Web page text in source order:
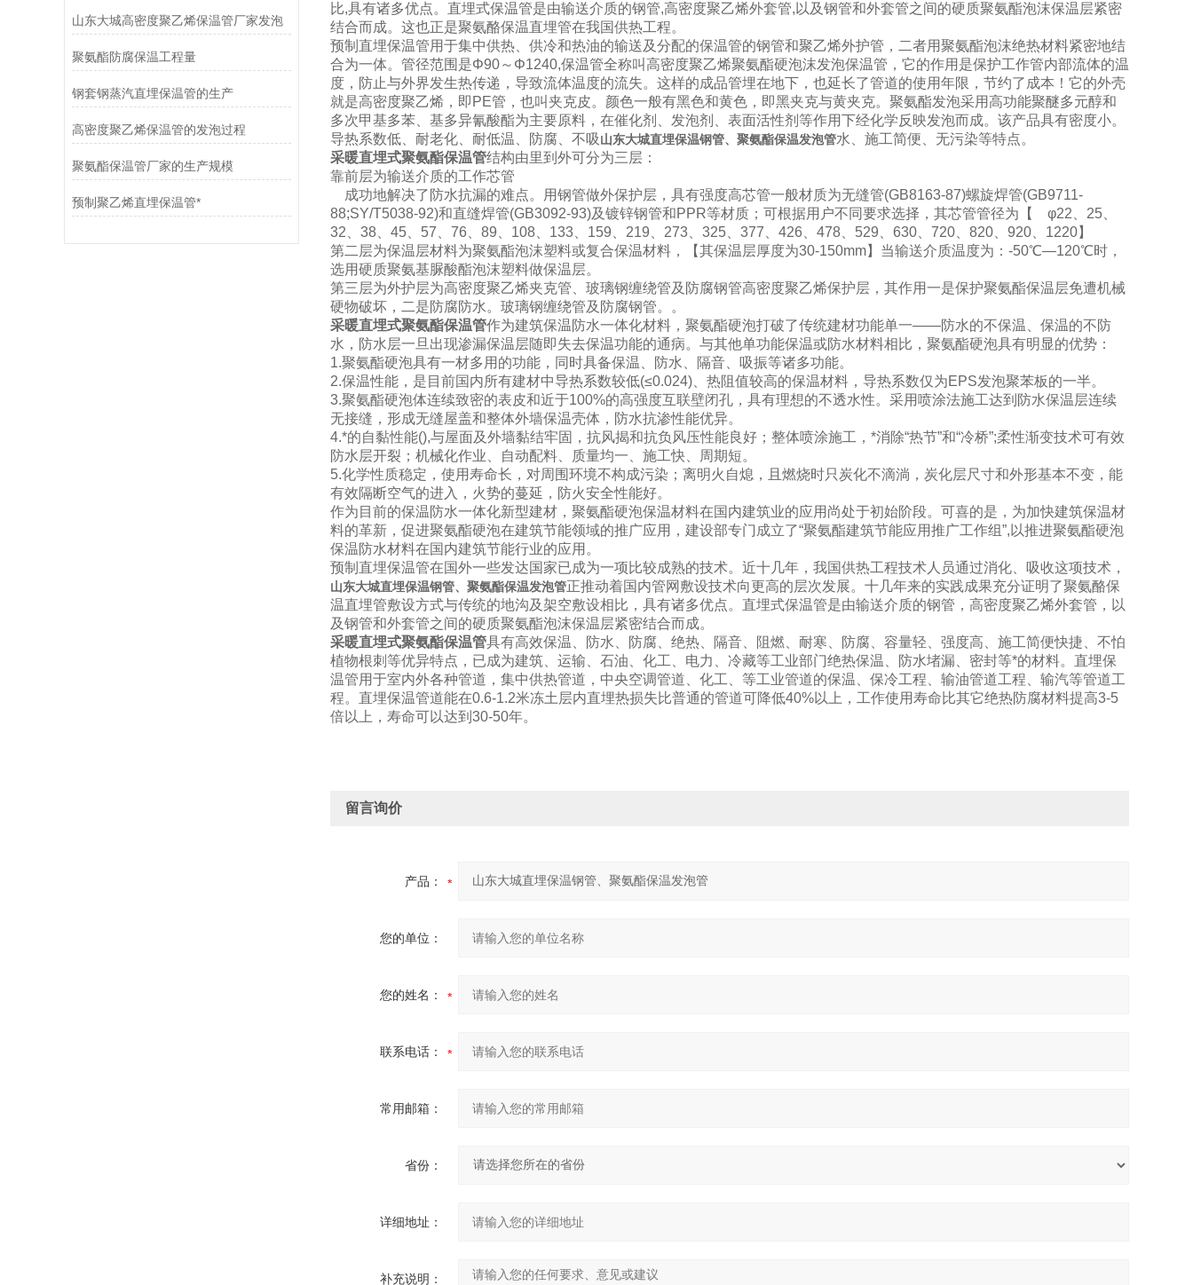
山东大城高密度聚乙烯保温管厂家发泡
聚氨酯防腐保温工程量
钢套钢蒸汽直埋保温管的生产
高密度聚乙烯保温管的发泡过程
聚氨酯保温管厂家的生产规模
预制聚乙烯直埋保温管*
比,具有诸多优点。直埋式保温管是由输送介质的钢管,高密度聚乙烯外套管,以及钢管和外套管之间的硬质聚氨酯泡沫保温层紧密
结合而成。这也正是聚氨酪保温直埋管在我国供热工程。
预制直埋保温管用于集中供热、供冷和热油的输送及分配的保温管的钢管和聚乙烯外护管，二者用聚氨酯泡沫绝热材料紧密地结
合为一体。管径范围是Φ90～Φ1240,保温管全称叫高密度聚乙烯聚氨酯硬泡沫发泡保温管，它的作用是保护工作管内部流体的温
度，防止与外界发生热传递，导致流体温度的流失。这样的成品管埋在地下，也延长了管道的使用年限，节约了成本！它的外壳
就是高密度聚乙烯，即PE管，也叫夹克皮。颜色一般有黑色和黄色，即黑夹克与黄夹克。聚氨酯发泡采用高功能聚醚多元醇和
多次甲基多苯、基多异氰酸酯为主要原料，在催化剂、发泡剂、表面活性剂等作用下经化学反映发泡而成。该产品具有密度小。
导热系数低、耐老化、耐低温、防腐、不吸山东大城直埋保温钢管、聚氨酯保温发泡管水、施工简便、无污染等特点。
采暖直埋式聚氨酯保温管结构由里到外可分为三层：
靠前层为输送介质的工作芯管
成功地解决了防水抗漏的难点。用钢管做外保护层，具有强度高芯管一般材质为无缝管(GB8163-87)螺旋焊管(GB9711-
88;SY/T5038-92)和直缝焊管(GB3092-93)及镀锌钢管和PPR等材质；可根据用户不同要求选择，其芯管管径为【 φ22、25、
32、38、45、57、76、89、108、133、159、219、273、325、377、426、478、529、630、720、820、920、1220】
第二层为保温层材料为聚氨酯泡沫塑料或复合保温材料，【其保温层厚度为30-150mm】当输送介质温度为：-50℃—120℃时，
选用硬质聚氨基脲酸酯泡沫塑料做保温层。
第三层为外护层为高密度聚乙烯夹克管、玻璃钢缠绕管及防腐钢管高密度聚乙烯保护层，其作用一是保护聚氨酯保温层免遭机械
硬物破坏，二是防腐防水。玻璃钢缠绕管及防腐钢管。。
采暖直埋式聚氨酯保温管作为建筑保温防水一体化材料，聚氨酯硬泡打破了传统建材功能单一——防水的不保温、保温的不防
水，防水层一旦出现渗漏保温层随即失去保温功能的通病。与其他单功能保温或防水材料相比，聚氨酯硬泡具有明显的优势：
1.聚氨酯硬泡具有一材多用的功能，同时具备保温、防水、隔音、吸振等诸多功能。
2.保温性能，是目前国内所有建材中导热系数较低(≤0.024)、热阻值较高的保温材料，导热系数仅为EPS发泡聚苯板的一半。
3.聚氨酯硬泡体连续致密的表皮和近于100%的高强度互联壁闭孔，具有理想的不透水性。采用喷涂法施工达到防水保温层连续
无接缝，形成无缝屋盖和整体外墙保温壳体，防水抗渗性能优异。
4.*的自黏性能(),与屋面及外墙黏结牢固，抗风揭和抗负风压性能良好；整体喷涂施工，*消除“热节”和“冷桥”;柔性渐变技术可有效
防水层开裂；机械化作业、自动配料、质量均一、施工快、周期短。
5.化学性质稳定，使用寿命长，对周围环境不构成污染；离明火自熄，且燃烧时只炭化不滴淌，炭化层尺寸和外形基本不变，能
有效隔断空气的进入，火势的蔓延，防火安全性能好。
作为目前的保温防水一体化新型建材，聚氨酯硬泡保温材料在国内建筑业的应用尚处于初始阶段。可喜的是，为加快建筑保温材
料的革新，促进聚氨酯硬泡在建筑节能领域的推广应用，建设部专门成立了“聚氨酯建筑节能应用推广工作组”,以推进聚氨酯硬泡
保温防水材料在国内建筑节能行业的应用。
预制直埋保温管在国外一些发达国家已成为一项比较成熟的技术。近十几年，我国供热工程技术人员通过消化、吸收这项技术，
山东大城直埋保温钢管、聚氨酯保温发泡管正推动着国内管网敷设技术向更高的层次发展。十几年来的实践成果充分证明了聚氨酪保
温直埋管敷设方式与传统的地沟及架空敷设相比，具有诸多优点。直埋式保温管是由输送介质的钢管，高密度聚乙烯外套管，以
及钢管和外套管之间的硬质聚氨酯泡沫保温层紧密结合而成。
采暖直埋式聚氨酯保温管具有高效保温、防水、防腐、绝热、隔音、阻燃、耐寒、防腐、容量轻、强度高、施工简便快捷、不怕
植物根刺等优异特点，已成为建筑、运输、石油、化工、电力、冷藏等工业部门绝热保温、防水堵漏、密封等*的材料。直埋保
温管用于室内外各种管道，集中供热管道，中央空调管道、化工、等工业管道的保温、保冷工程、输油管道工程、输汽等管道工
程。直埋保温管道能在0.6-1.2米冻土层内直埋热损失比普通的管道可降低40%以上，工作使用寿命比其它绝热防腐材料提高3-5
倍以上，寿命可以达到30-50年。
留言询价
产品：
您的单位：
您的姓名：
联系电话：
常用邮箱：
省份：
详细地址：
补充说明：